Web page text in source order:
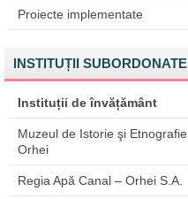
Proiecte implementate
INSTITUȚII SUBORDONATE
Instituții de învățământ
Muzeul de Istorie şi Etnografie
Orhei
Regia Apă Canal – Orhei S.A.